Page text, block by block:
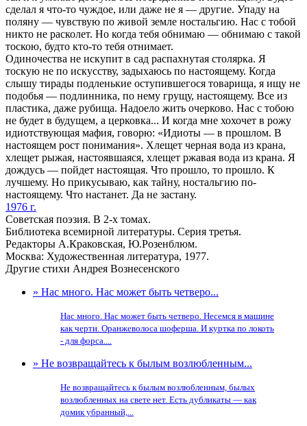
сделал я что-то чуждое, или даже не я — другие. Упаду на
поляну — чувствую по живой земле ностальгию. Нас с тобой
никто не расколет. Но когда тебя обнимаю — обнимаю с такой
тоскою, будто кто-то тебя отнимает.
Одиночества не искупит в сад распахнутая столярка. Я
тоскую не по искусству, задыхаюсь по настоящему. Когда
слышу тирады подленькие оступившегося товарища, я ищу не
подобья — подлинника, по нему грущу, настоящему. Все из
пластика, даже рубища. Надоело жить очерково. Нас с тобою
не будет в будущем, а церковка... И когда мне хохочет в рожу
идиотствующая мафия, говорю: «Идиоты — в прошлом. В
настоящем рост понимания». Хлещет черная вода из крана,
хлещет рыжая, настоявшаяся, хлещет ржавая вода из крана. Я
дождусь — пойдет настоящая. Что прошло, то прошло. К
лучшему. Но прикусываю, как тайну, ностальгию по-
настоящему. Что настанет. Да не застану.
1976 г.
Советская поэзия. В 2-х томах.
Библиотека всемирной литературы. Серия третья.
Редакторы А.Краковская, Ю.Розенблюм.
Москва: Художественная литература, 1977.
Другие стихи Андрея Вознесенского
» Нас много. Нас может быть четверо...
Нас много. Нас может быть четверо. Несемся в машине
как черти. Оранжеволоса шоферша. И куртка по локоть
- для форса....
» Не возвращайтесь к былым возлюбленным...
Не возвращайтесь к былым возлюбленным, былых
возлюбленных на свете нет. Есть дубликаты — как
домик убранный,...